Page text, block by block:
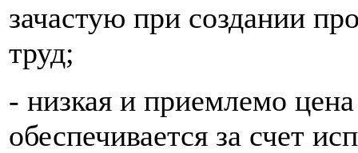
зачастую при создании
труд;
- низкая и приемлемо
обеспечивается за счет